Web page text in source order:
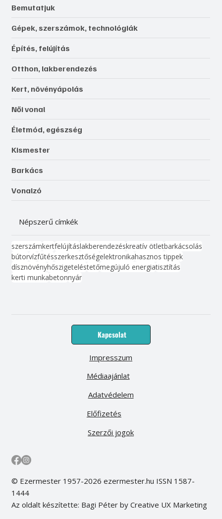
Bemutatjuk
Gépek, szerszámok, technológiák
Építés, felújítás
Otthon, lakberendezés
Kert, növényápolás
Női vonal
Életmód, egészség
Kismester
Barkács
Vonalzó
Népszerű címkék
szerszámkertfelújításlakberendezéskreatív ötletbarkácsolás
bútorvízfűtésszerkesztőségelektronikahasznos tippek
dísznövényhőszigeteléstetőmegújuló energiatisztítás
kerti munkabetonnyár
Kapcsolat
Médiaajánlat
Előfizetés
Impresszum
Adatvédelem
Szerzői jogok
© Ezermester 1957-2026 ezermester.hu ISSN 1587-
1444
Az oldalt készítette: Bagi Péter by Creative UX Marketing